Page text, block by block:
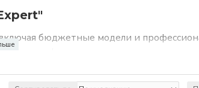
бюджетные модели и